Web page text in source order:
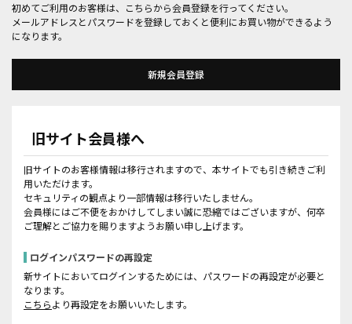
初めてご利用のお客様は、こちらから会員登録を行ってください。
メールアドレスとパスワードを登録しておくと便利にお買い物ができるよう
になります。
旧サイト会員様へ
旧サイトのお客様情報は移行されますので、本サイトでも引き続きご利
用いただけます。
セキュリティの観点より一部情報は移行いたしません。
会員様にはご不便をおかけしてしまい誠に恐縮ではございますが、何卒
ご理解とご協力を賜りますようお願い申し上げます。
ログインパスワードの再設定
新サイトにおいてログインするためには、パスワードの再設定が必要と
なります。
こちらより再設定をお願いいたします。